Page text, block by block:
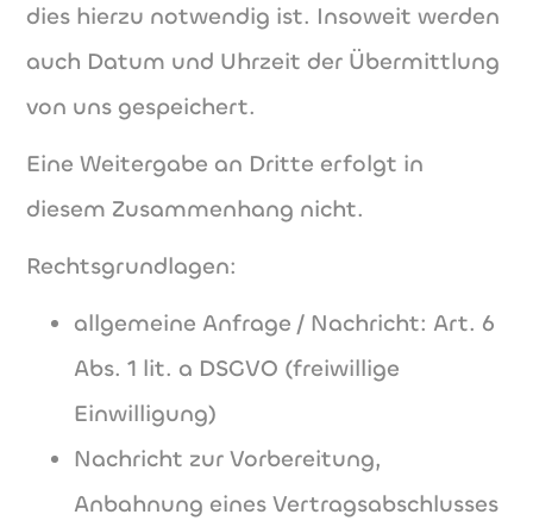
dies hierzu notwendig ist. Insoweit werden
auch Datum und Uhrzeit der Übermittlung
von uns gespeichert.
Eine Weitergabe an Dritte erfolgt in
diesem Zusammenhang nicht.
Rechtsgrundlagen:
allgemeine Anfrage / Nachricht: Art. 6
Abs. 1 lit. a DSGVO (freiwillige
Einwilligung)
Nachricht zur Vorbereitung,
Anbahnung eines Vertragsabschlusses